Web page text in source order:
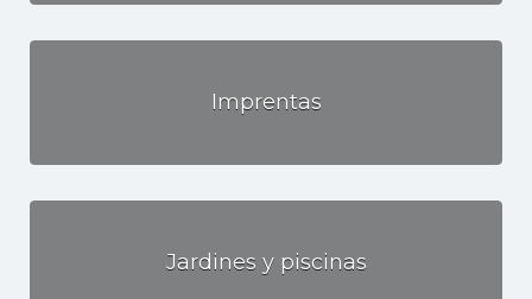
Imprentas
Jardines y piscinas